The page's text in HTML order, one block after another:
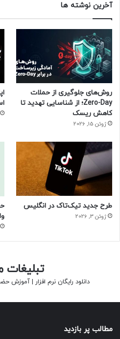
منبع : زومیت
آخرین نوشته ها
روش‌های جلوگیری از حملات
Zero-Day؛ از شناسایی تهدید تا
کاهش ریسک
ژوئن 15, 2026
طرح جدید تیک‌تاک در انگلیس
ژوئن 3, 2026
تبلیغات
دانلود رایگان نرم افزار | آموزش
مطالب پر بازدید